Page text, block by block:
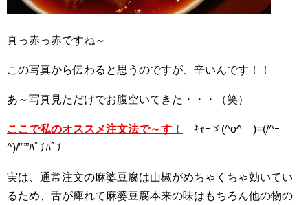
真っ赤っ赤ですね～
この写真から伝わると思うのですが、辛いんです！！
あ～写真見ただけでお腹空いてきた・・・（笑）
ここで私のオススメ注文法で～す！
ｷｬｰゞ(^o^ゝ)≡(/^ｰ
^)/”””ﾊﾟﾁﾊﾟﾁ
実は、通常注文の麻婆豆腐は山椒がめちゃくちゃ効いてい
るため、舌が痺れて麻婆豆腐本来の味はもちろん他の物の